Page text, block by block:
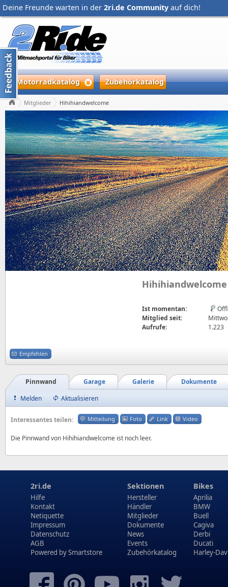
Deine Freunde warten in der 2ri.de Community auf dich!
Motorradkatalog Zubehörkatalog
Mitglieder Hihihiandwelcome
Hihihiandwelcome
Ist momentan:
Mitglied seit:
Aufrufe:
1.223
Empfehlen
Dokumente
Galerie
Garage
Pinnwand
Melden
Aktualisieren
Interessantes teilen: Mitteilung Foto Link Video
Die Pinnwand von Hihihiandwelcome ist noch leer.
2ri.de
Hilfe
Kontakt
Netiquette
Impressum
Datenschutz
AGB
Powered bySmartstore
Sektionen
Hersteller
Händler
Mitglieder
Dokumente
News
Events
Zubehörkatalog
Bikes
Aprilia
BMW
Buell
Cagiva
Derbi
Ducati
Harley-